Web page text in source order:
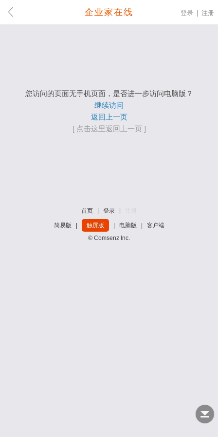
企业家在线 登录 注册
您访问的页面无手机页面，是否进一步访问电脑版？
继续访问
返回上一页
[ 点击这里返回上一页 ]
首页 登录
简易版 触屏版 电脑版
客户端
© Comsenz Inc.